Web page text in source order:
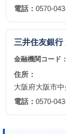
電話： 0570-
三井住友銀行
金融機関コード：
住所：
大阪府大阪市中
電話： 0570-